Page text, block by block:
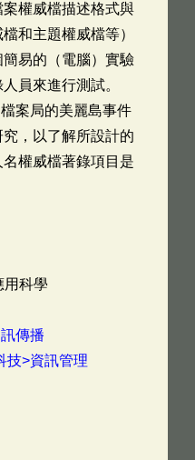
權威檔描述格式與
和主題權威檔等）
易的（電腦）實驗
員來進行測試。
案局的美麗島事件
，以了解所設計的
權威檔著錄項目是
用科學
傳播
技>資訊管理